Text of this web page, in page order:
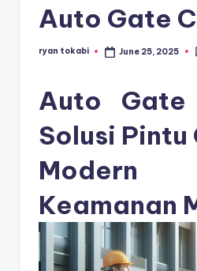
K
Auto Gate
Posted
ryan tokabi June 25, 2025
Auto Gate
Solusi
Keamanan